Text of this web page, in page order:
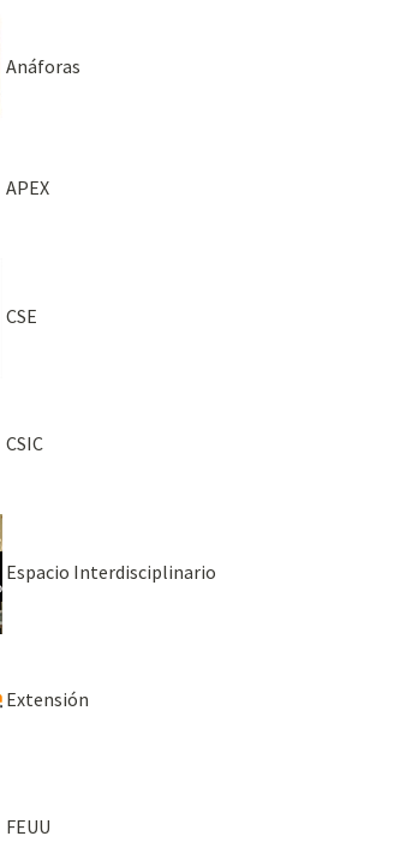
Anáforas
APEX
CSE
CSIC
Espacio Interdisciplinario
Extensión
FEUU